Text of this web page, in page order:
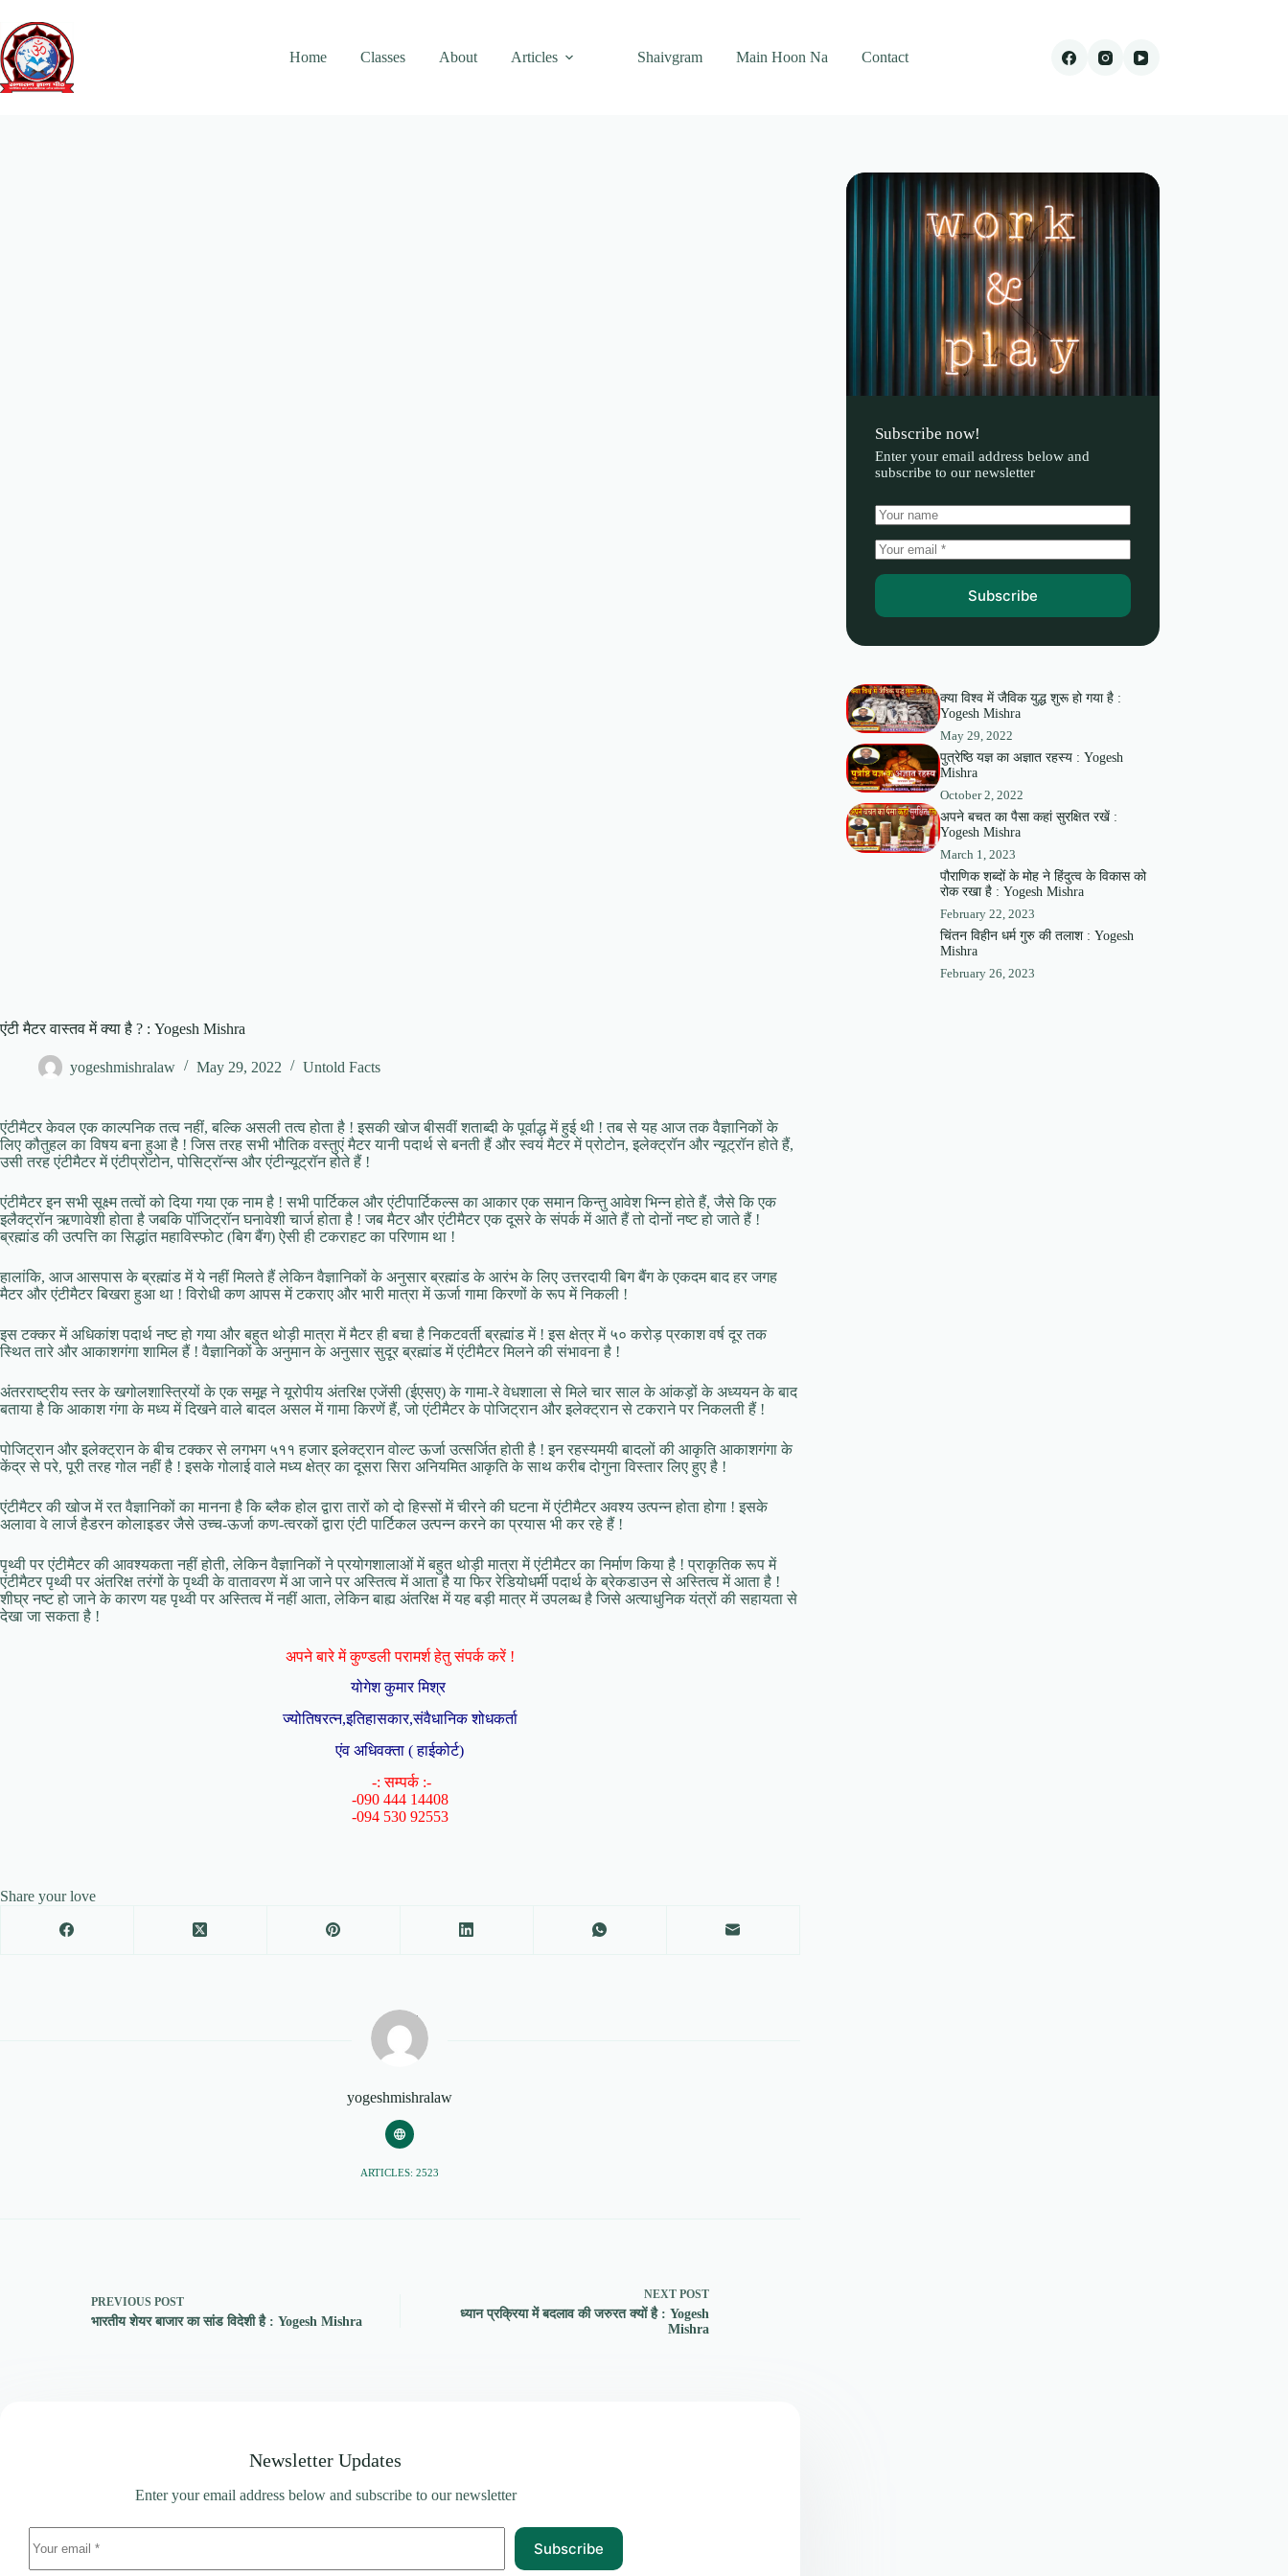
content
Home
Classes About Articles Shaivgram Main Hoon Na Contact
एंटी मैटर वास्तव में क्या है ? : Yogesh Mishra
yogeshmishralaw May 29, 2022 Untold Facts
एंटीमैटर केवल एक काल्पनिक तत्व नहीं, बल्कि असली तत्व होता है ! इसकी खोज बीसवीं शताब्दी के पूर्वाद्ध में हुई थी ! तब से यह आज तक वैज्ञानिकों के
लिए कौतुहल का विषय बना हुआ है ! जिस तरह सभी भौतिक वस्तुएं मैटर यानी पदार्थ से बनती हैं और स्वयं मैटर में प्रोटोन, इलेक्ट्रॉन और न्यूट्रॉन होते हैं,
उसी तरह एंटीमैटर में एंटीप्रोटोन, पोसिट्रॉन्स और एंटीन्यूट्रॉन होते हैं !
एंटीमैटर इन सभी सूक्ष्म तत्वों को दिया गया एक नाम है ! सभी पार्टिकल और एंटीपार्टिकल्स का आकार एक समान किन्तु आवेश भिन्न होते हैं, जैसे कि एक
इलैक्ट्रॉन ऋणावेशी होता है जबकि पॉजिट्रॉन घनावेशी चार्ज होता है ! जब मैटर और एंटीमैटर एक दूसरे के संपर्क में आते हैं तो दोनों नष्ट हो जाते हैं !
ब्रह्मांड की उत्पत्ति का सिद्धांत महाविस्फोट (बिग बैंग) ऐसी ही टकराहट का परिणाम था !
हालांकि, आज आसपास के ब्रह्मांड में ये नहीं मिलते हैं लेकिन वैज्ञानिकों के अनुसार ब्रह्मांड के आरंभ के लिए उत्तरदायी बिग बैंग के एकदम बाद हर जगह
मैटर और एंटीमैटर बिखरा हुआ था ! विरोधी कण आपस में टकराए और भारी मात्रा में ऊर्जा गामा किरणों के रूप में निकली !
इस टक्कर में अधिकांश पदार्थ नष्ट हो गया और बहुत थोड़ी मात्रा में मैटर ही बचा है निकटवर्ती ब्रह्मांड में ! इस क्षेत्र में ५० करोड़ प्रकाश वर्ष दूर तक
स्थित तारे और आकाशगंगा शामिल हैं ! वैज्ञानिकों के अनुमान के अनुसार सुदूर ब्रह्मांड में एंटीमैटर मिलने की संभावना है !
अंतरराष्ट्रीय स्तर के खगोलशास्त्रियों के एक समूह ने यूरोपीय अंतरिक्ष एजेंसी (ईएसए) के गामा-रे वेधशाला से मिले चार साल के आंकड़ों के अध्ययन के बाद
बताया है कि आकाश गंगा के मध्य में दिखने वाले बादल असल में गामा किरणें हैं, जो एंटीमैटर के पोजिट्रान और इलेक्ट्रान से टकराने पर निकलती हैं !
पोजिट्रान और इलेक्ट्रान के बीच टक्कर से लगभग ५११ हजार इलेक्ट्रान वोल्ट ऊर्जा उत्सर्जित होती है ! इन रहस्यमयी बादलों की आकृति आकाशगंगा के
केंद्र से परे, पूरी तरह गोल नहीं है ! इसके गोलाई वाले मध्य क्षेत्र का दूसरा सिरा अनियमित आकृति के साथ करीब दोगुना विस्तार लिए हुए है !
एंटीमैटर की खोज में रत वैज्ञानिकों का मानना है कि ब्लैक होल द्वारा तारों को दो हिस्सों में चीरने की घटना में एंटीमैटर अवश्य उत्पन्न होता होगा ! इसके
अलावा वे लार्ज हैडरन कोलाइडर जैसे उच्च-ऊर्जा कण-त्वरकों द्वारा एंटी पार्टिकल उत्पन्न करने का प्रयास भी कर रहे हैं !
पृथ्वी पर एंटीमैटर की आवश्यकता नहीं होती, लेकिन वैज्ञानिकों ने प्रयोगशालाओं में बहुत थोड़ी मात्रा में एंटीमैटर का निर्माण किया है ! प्राकृतिक रूप में
एंटीमैटर पृथ्वी पर अंतरिक्ष तरंगों के पृथ्वी के वातावरण में आ जाने पर अस्तित्व में आता है या फिर रेडियोधर्मी पदार्थ के ब्रेकडाउन से अस्तित्व में आता है !
शीघ्र नष्ट हो जाने के कारण यह पृथ्वी पर अस्तित्व में नहीं आता, लेकिन बाह्य अंतरिक्ष में यह बड़ी मात्र में उपलब्ध है जिसे अत्याधुनिक यंत्रों की सहायता से
देखा जा सकता है !
अपने बारे में कुण्डली परामर्श हेतु संपर्क करें !
योगेश कुमार मिश्र
ज्योतिषरत्न,इतिहासकार,संवैधानिक शोधकर्ता
एंव अधिवक्ता ( हाईकोर्ट)
-: सम्पर्क :-
-090 444 14408
-094 530 92553
Share your love
yogeshmishralaw
ARTICLES: 2523
PREVIOUS POST
भारतीय शेयर बाजार का सांड विदेशी है : Yogesh Mishra
NEXT POST
ध्यान प्रक्रिया में बदलाव की जरुरत क्यों है : Yogesh
Mishra
Newsletter Updates
Enter your email address below and subscribe to our newsletter
Subscribe
Subscribe now!
Enter your email address below and
subscribe to our newsletter
Subscribe
क्या विश्व में जैविक युद्ध शुरू हो गया है :
Yogesh Mishra
May 29, 2022
पुत्रेष्ठि यज्ञ का अज्ञात रहस्य : Yogesh
Mishra
October 2, 2022
अपने बचत का पैसा कहां सुरक्षित रखें :
Yogesh Mishra
March 1, 2023
पौराणिक शब्दों के मोह ने हिंदुत्व के विकास को
रोक रखा है : Yogesh Mishra
February 22, 2023
चिंतन विहीन धर्म गुरु की तलाश : Yogesh
Mishra
February 26, 2023